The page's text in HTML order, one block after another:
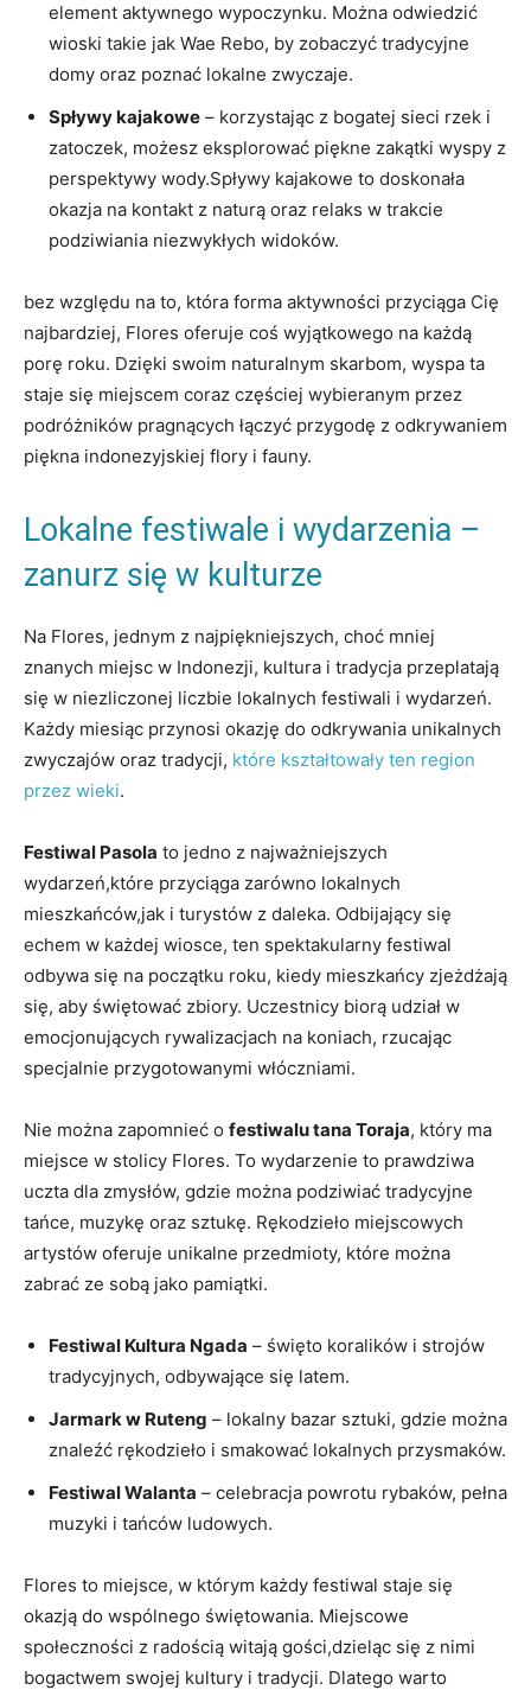
element aktywnego⁢ wypoczynku. Można odwiedzić
⁣wioski takie⁣ jak Wae Rebo, by zobaczyć​ tradycyjne
domy oraz poznać lokalne zwyczaje.
Spływy ‍kajakowe – ‌korzystając z bogatej sieci rzek i
zatoczek,​ możesz eksplorować piękne zakątki wyspy z
perspektywy wody.Spływy kajakowe to⁢ doskonała⁣
okazja ‌na‍ kontakt z ⁢naturą oraz relaks w trakcie
podziwiania ‍niezwykłych widoków.
bez względu⁤ na⁤ to, która forma aktywności przyciąga Cię
najbardziej, ​Flores oferuje coś wyjątkowego ‌na każdą
porę roku.​ Dzięki swoim naturalnym skarbom, wyspa ta
staje się miejscem coraz częściej ‌wybieranym⁤ przez
podróżników pragnących łączyć przygodę z odkrywaniem
piękna indonezyjskiej flory i fauny.
Lokalne festiwale i wydarzenia ⁤–
zanurz się w kulturze
Na Flores,⁢ jednym⁣ z najpiękniejszych, choć ⁣mniej
znanych miejsc w Indonezji, kultura i ‍tradycja⁣ przeplatają
się w niezliczonej liczbie lokalnych festiwali i wydarzeń.
Każdy miesiąc⁢ przynosi ‌okazję do odkrywania⁢ unikalnych
zwyczajów oraz tradycji, które kształtowały⁣ ten region
przez wieki.
Festiwal Pasola to jedno‍ z najważniejszych
wydarzeń,które przyciąga zarówno ‌lokalnych⁤
mieszkańców,jak i‍ turystów z daleka. Odbijający ⁤się​
echem⁣ w każdej wiosce, ten spektakularny festiwal​
odbywa‌ się ⁤na początku roku, kiedy mieszkańcy zjeżdżają
się,⁢ aby świętować zbiory. Uczestnicy biorą udział⁣ w
emocjonujących rywalizacjach na koniach, rzucając
specjalnie ⁣przygotowanymi włóczniami.
Nie można zapomnieć o festiwalu tana Toraja,‍ który ma
miejsce w ⁢stolicy Flores.​ To‌ wydarzenie to ⁤prawdziwa
uczta ⁤dla ⁣zmysłów, gdzie można ⁤podziwiać tradycyjne
‌tańce, muzykę oraz sztukę. Rękodzieło ⁣miejscowych
⁢artystów ⁣oferuje​ unikalne przedmioty, które można
zabrać ze ‌sobą jako pamiątki.
Festiwal Kultura​ Ngada –⁤ święto koralików i strojów
tradycyjnych,​ odbywające się latem.
Jarmark w Ruteng – ‌lokalny⁢ bazar‍ sztuki, gdzie można
znaleźć rękodzieło i smakować lokalnych ‌przysmaków.
Festiwal⁢ Walanta ⁤–‌ celebracja powrotu rybaków, pełna
muzyki i tańców ludowych.
Flores to miejsce, w którym ⁢każdy festiwal staje​ się‌
okazją do wspólnego świętowania. Miejscowe
społeczności z‍ radością witają gości,dzieląc się z nimi
bogactwem swojej ​kultury i ⁤tradycji. Dlatego⁢ warto